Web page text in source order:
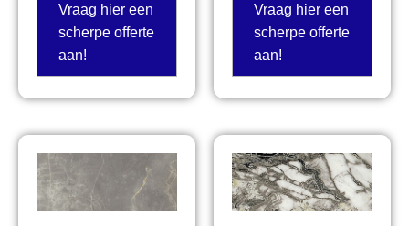
Vraag hier een
scherpe offerte
aan!
Vraag hier een
scherpe offerte
aan!